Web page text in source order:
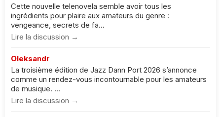
Cette nouvelle telenovela semble avoir tous les
ingrédients pour plaire aux amateurs du genre :
vengeance, secrets de fa...
Lire la discussion →
Oleksandr
La troisième édition de Jazz Dann Port 2026 s’annonce
comme un rendez-vous incontournable pour les amateurs
de musique. ...
Lire la discussion →